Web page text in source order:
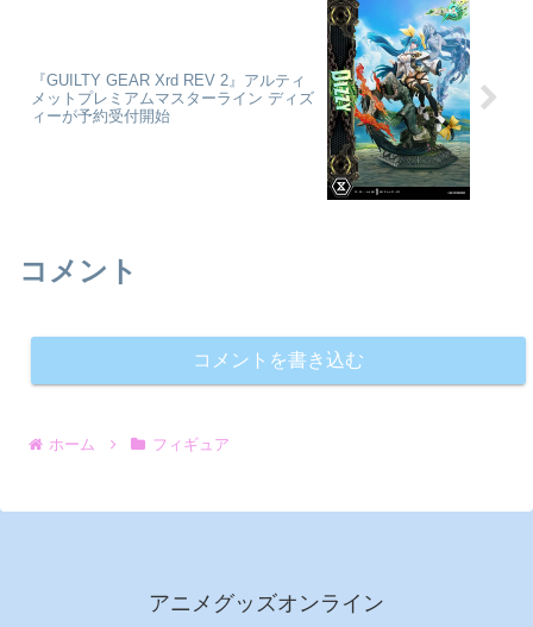
『GUILTY GEAR Xrd REV 2』アルティ
メットプレミアムマスターライン ディズ
ィーが予約受付開始
コメント
コメントを書き込む
ホーム フィギュア
アニメグッズオンライン